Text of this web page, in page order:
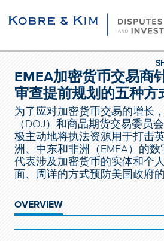
EMEA加密货币交易商
审查提前规划的五种方
为了应对加密货币交易的增长
（DOJ）和商品期货交易委员
极主动地将执法资源用于打击
洲、中东和非洲（EMEA）的数
代表涉及加密货币的实体和个
面、周详的方式预防美国政府的
OVERVIEW